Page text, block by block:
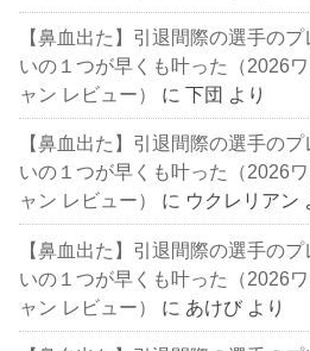
【鼻血出た】引退間際の選手の
いの１つが早くも叶った（2026
ャン レビュー）
に下団 より
【鼻血出た】引退間際の選手の
いの１つが早くも叶った（2026
ャン レビュー）
に ウクレリアン
【鼻血出た】引退間際の選手の
いの１つが早くも叶った（2026
ャン レビュー）
に あけび より